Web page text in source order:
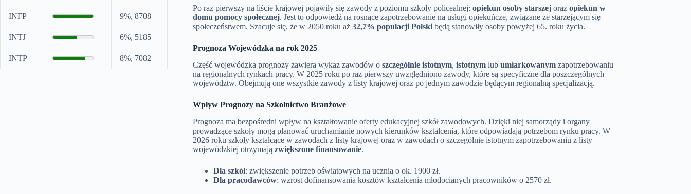
Po raz pierwszy na liście krajowej pojawiły się zawody z poziomu szkoły policealnej: opiekun osoby starszejoraz opiekun w
domu pomocy społecznej. Jest to odpowiedź na rosnące zapotrzebowanie na usługi opiekuńcze, związane ze starzejącym się
społeczeństwem. Szacuje się, że w 2050 roku aż 32,7% populacji Polskibędą stanowiły osoby powyżej 65. roku życia.
Prognoza Wojewódzka na rok 2025
Część wojewódzka prognozy zawiera wykaz zawodów o szczególnie istotnym, istotnymlub umiarkowanymzapotrzebowaniu
na regionalnych rynkach pracy. W 2025 roku po raz pierwszy uwzględniono zawody, które są specyficzne dla poszczególnych
województw. Obejmują one wszystkie zawody z listy krajowej oraz po jednym zawodzie będącym regionalną specjalizacją.
Wpływ Prognozy na Szkolnictwo Branżowe
Prognoza ma bezpośredni wpływ na kształtowanie oferty edukacyjnej szkół zawodowych. Dzięki niej samorządy i organy
prowadzące szkoły mogą planować uruchamianie nowych kierunków kształcenia, które odpowiadają potrzebom rynku pracy. W
2026 roku szkoły kształcące w zawodach z listy krajowej oraz w zawodach o szczególnie istotnym zapotrzebowaniu z listy
wojewódzkiej otrzymają zwiększone finansowanie.
Dla szkół: zwiększenie potrzeb oświatowych na ucznia o ok. 1900 zł.
Dla pracodawców: wzrost dofinansowania kosztów kształcenia młodocianych pracowników o 2570 zł.
INFP 9%, 8708
INTJ 6%, 5185
INTP 8%, 7082